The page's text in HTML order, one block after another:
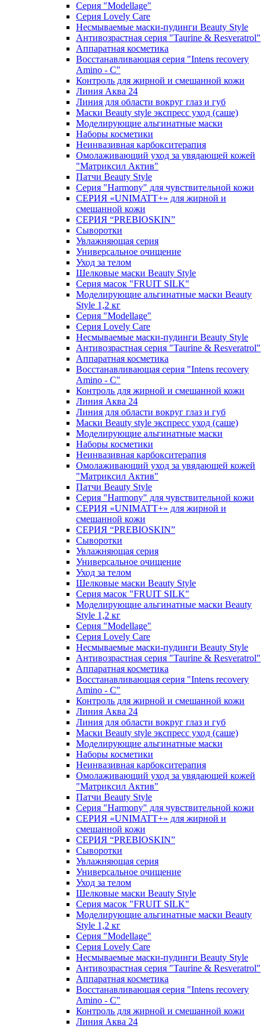
Серия "Modellage"
Cерия Lovely Care
Несмываемые маски-пудинги Beauty Style
Антивозрастная серия "Taurine & Resveratrol"
Аппаратная косметика
Восстанавливающая серия "Intens recovery
Amino - C"
Контроль для жирной и смешанной кожи
Линия Аква 24
Линия для области вокруг глаз и губ
Маски Beauty style экспресс уход (саше)
Моделирующие альгинатные маски
Наборы косметики
Неинвазивная карбокситерапия
Омолаживающий уход за увядающей кожей
"Матриксил Актив"
Патчи Beauty Style
Серия "Harmony" для чувствительной кожи
СЕРИЯ «UNIMATT+» для жирной и
смешанной кожи
СЕРИЯ “PREBIOSKIN”
Сыворотки
Увлажняющая серия
Универсальное очищение
Уход за телом
Шелковые маски Beauty Style
Серия масок "FRUIT SILK"
Моделирующие альгинатные маски Beauty
Style 1,2 кг
Серия "Modellage"
Cерия Lovely Care
Несмываемые маски-пудинги Beauty Style
Антивозрастная серия "Taurine & Resveratrol"
Аппаратная косметика
Восстанавливающая серия "Intens recovery
Amino - C"
Контроль для жирной и смешанной кожи
Линия Аква 24
Линия для области вокруг глаз и губ
Маски Beauty style экспресс уход (саше)
Моделирующие альгинатные маски
Наборы косметики
Неинвазивная карбокситерапия
Омолаживающий уход за увядающей кожей
"Матриксил Актив"
Патчи Beauty Style
Серия "Harmony" для чувствительной кожи
СЕРИЯ «UNIMATT+» для жирной и
смешанной кожи
СЕРИЯ “PREBIOSKIN”
Сыворотки
Увлажняющая серия
Универсальное очищение
Уход за телом
Шелковые маски Beauty Style
Серия масок "FRUIT SILK"
Моделирующие альгинатные маски Beauty
Style 1,2 кг
Серия "Modellage"
Cерия Lovely Care
Несмываемые маски-пудинги Beauty Style
Антивозрастная серия "Taurine & Resveratrol"
Аппаратная косметика
Восстанавливающая серия "Intens recovery
Amino - C"
Контроль для жирной и смешанной кожи
Линия Аква 24
Линия для области вокруг глаз и губ
Маски Beauty style экспресс уход (саше)
Моделирующие альгинатные маски
Наборы косметики
Неинвазивная карбокситерапия
Омолаживающий уход за увядающей кожей
"Матриксил Актив"
Патчи Beauty Style
Серия "Harmony" для чувствительной кожи
СЕРИЯ «UNIMATT+» для жирной и
смешанной кожи
СЕРИЯ “PREBIOSKIN”
Сыворотки
Увлажняющая серия
Универсальное очищение
Уход за телом
Шелковые маски Beauty Style
Серия масок "FRUIT SILK"
Моделирующие альгинатные маски Beauty
Style 1,2 кг
Серия "Modellage"
Cерия Lovely Care
Несмываемые маски-пудинги Beauty Style
Антивозрастная серия "Taurine & Resveratrol"
Аппаратная косметика
Восстанавливающая серия "Intens recovery
Amino - C"
Контроль для жирной и смешанной кожи
Линия Аква 24